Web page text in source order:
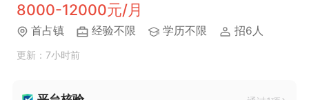
8000-12000元/月
​首占镇 经验不限 学历不限 招6人
更新：7小时前